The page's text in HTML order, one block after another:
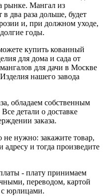
рынке. Мангал из
два раза дольше, будет
и, при должном уходе,
годы.
купить кованный
для дома и сада от
для дачи в Москве
нашего завода
обладаем собственным
детали о доставке
заказа.
не нужно: закажите товар,
и тогда произведите
- плату принимаем
переводом, картой
с юрлицами.